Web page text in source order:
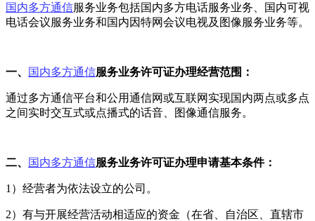
国内多方通信服务业务包括国内多方电话服务业务、国内可视
电话会议服务业务和国内因特网会议电视及图像服务业务等。
一、 国内多方通信服务业务许可证办理经营范围：
通过多方通信平台和公用通信网或互联网实现国内两点或多点
之间实时交互式或点播式的话音、图像通信服务。
二、 国内多方通信服务业务许可证办理申请基本条件：
1）经营者为依法设立的公司。
2）有与开展经营活动相适应的资金（在省、自治区、直辖市